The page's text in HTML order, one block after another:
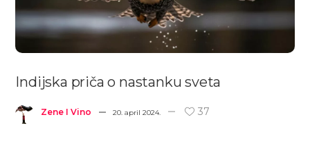
Indijska priča o nastanku sveta
Zene I Vino 20. april 2024. 37